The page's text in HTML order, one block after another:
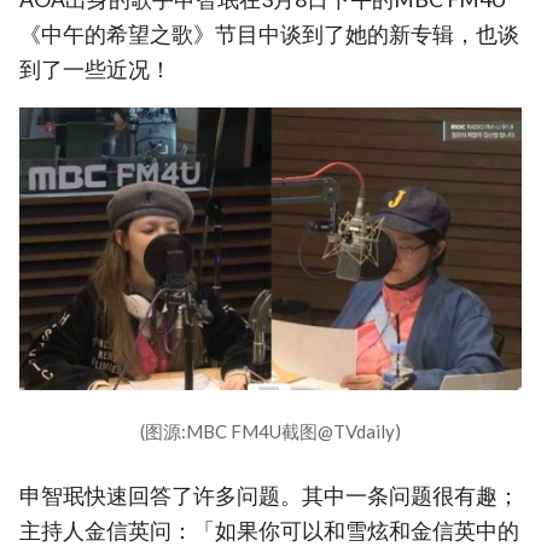
《中午的希望之歌》节目中谈到了她的新专辑，也谈
到了一些近况！
(图源:MBC FM4U截图@TVdaily)
申智珉快速回答了许多问题。其中一条问题很有趣；
主持人金信英问：「如果你可以和雪炫和金信英中的